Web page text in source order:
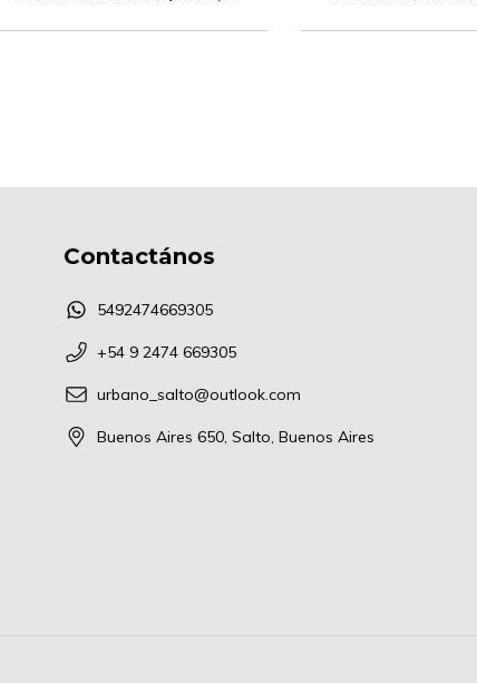
Contactános
5492474669305
+54 9 2474 669305
urbano_salto@outlook.com
Buenos Aires 650, Salto, Buenos Aires